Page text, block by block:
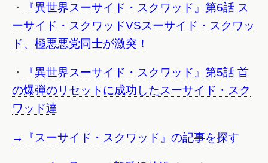
・
『異世界スーサイド・スクワッド』第6話 ス
ーサイド・スクワッドVSスーサイド・スクワッ
ド、極悪悪党同士が激突！
・
『異世界スーサイド・スクワッド』第5話 首
の爆弾のリセットに成功したスーサイド・スク
ワッド達
→『スーサイド・スクワッド』の記事を探す